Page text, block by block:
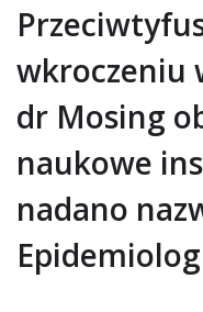
wkroczeniu
dr Mosing
naukowe
nadano